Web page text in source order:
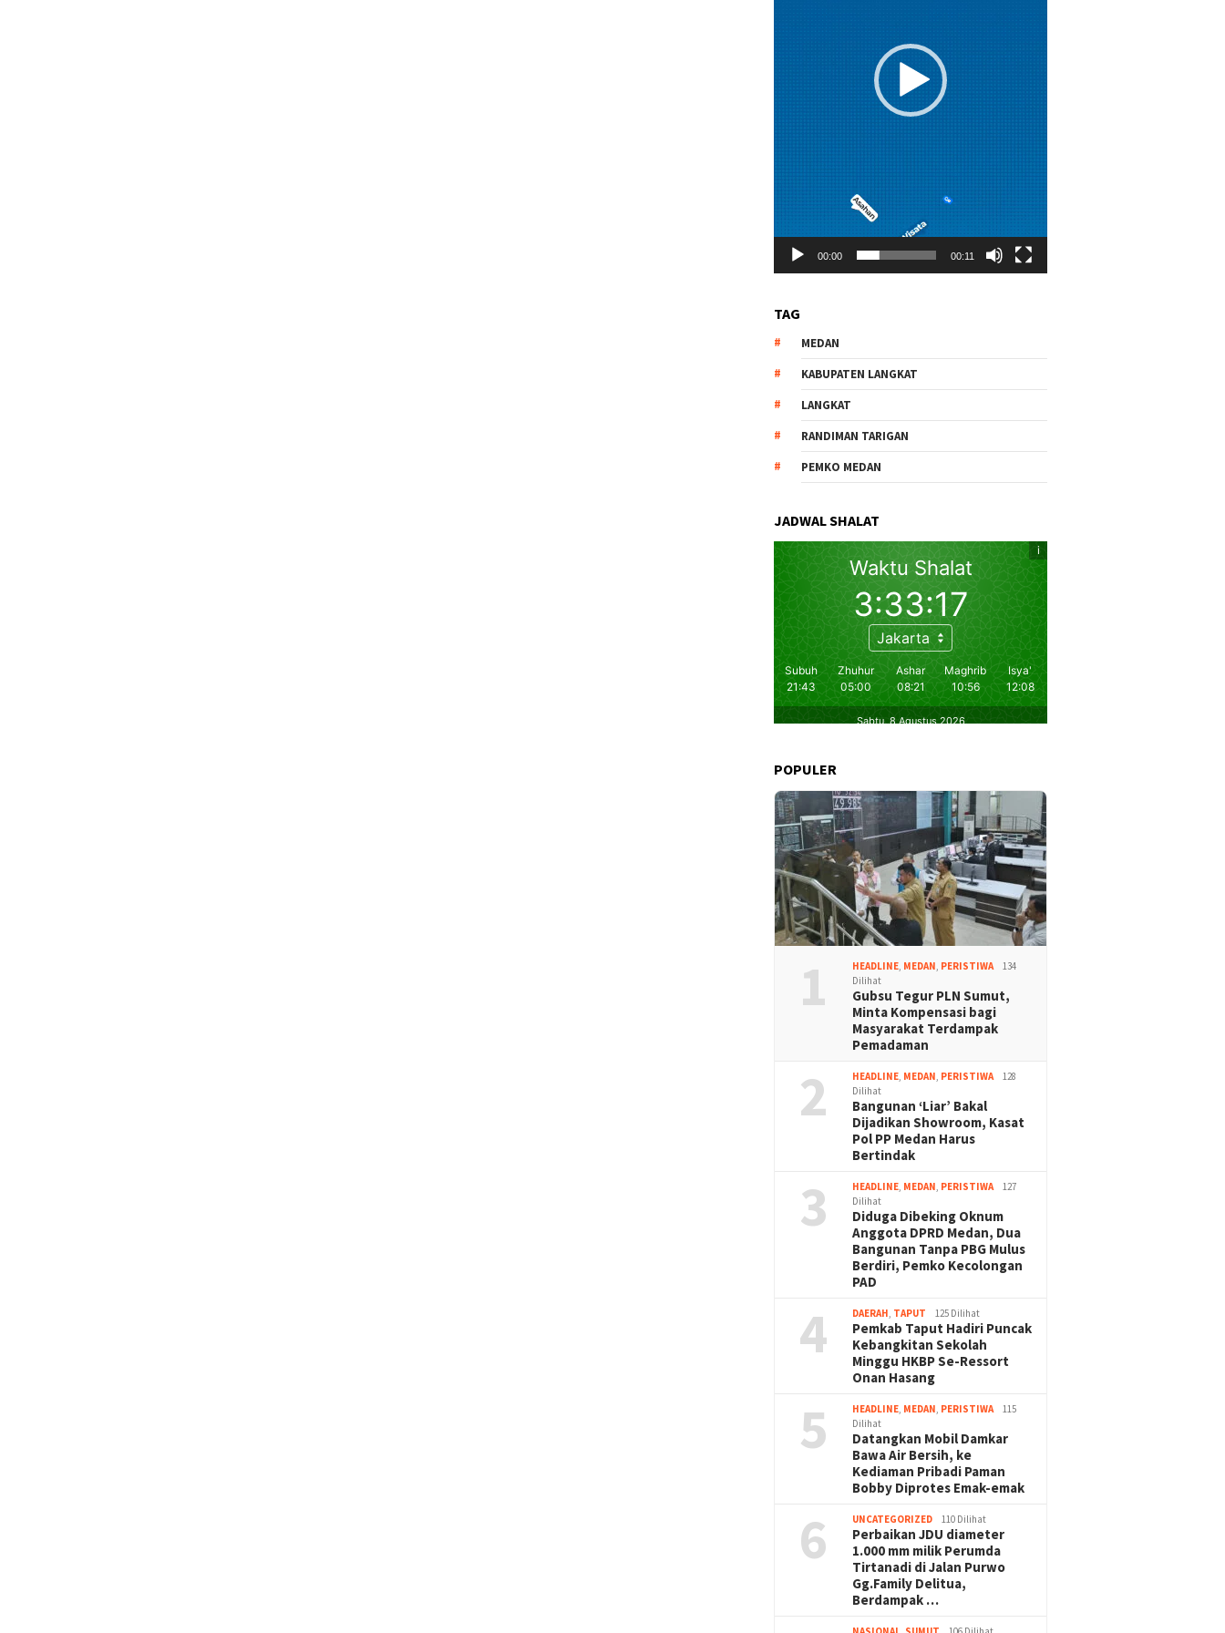
00:00 00:11
TAG
MEDAN
KABUPATEN LANGKAT
LANGKAT
RANDIMAN TARIGAN
PEMKO MEDAN
JADWAL SHALAT
POPULER
1 HEADLINE, MEDAN, PERISTIWA
134
Dilihat
Gubsu Tegur PLN Sumut,
Minta Kompensasi bagi
Masyarakat Terdampak
Pemadaman
2 HEADLINE, MEDAN, PERISTIWA
128
Dilihat
Bangunan ‘Liar’ Bakal
Dijadikan Showroom, Kasat
Pol PP Medan Harus
Bertindak
3 HEADLINE, MEDAN, PERISTIWA
127
Dilihat
Diduga Dibeking Oknum
Anggota DPRD Medan, Dua
Bangunan Tanpa PBG Mulus
Berdiri, Pemko Kecolongan
PAD
4 DAERAH, TAPUT 125 Dilihat
Pemkab Taput Hadiri Puncak
Kebangkitan Sekolah
Minggu HKBP Se-Ressort
Onan Hasang
5 HEADLINE, MEDAN, PERISTIWA
115
Dilihat
Datangkan Mobil Damkar
Bawa Air Bersih, ke
Kediaman Pribadi Paman
Bobby Diprotes Emak-emak
6 UNCATEGORIZED 110 Dilihat
Perbaikan JDU diameter
1.000 mm milik Perumda
Tirtanadi di Jalan Purwo
Gg.Family Delitua,
Berdampak …